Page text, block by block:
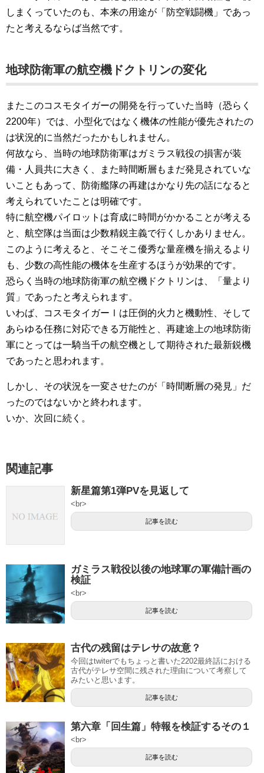
しまくっていたのも、本来の用途が「防空戦闘機」であっ
たと考えるならば当然です。
地球防衛軍の航空機ドクトリンの変化
またこのコスモタイガーの開発を行っていた当時（恐らく
2200年）では、小型化ではなく機体の性能が優先されたの
は状況的に当然だったかもしれません。
何故なら、当時の地球防衛軍はガミラス戦役の損害が装
備・人員共に大きく、また時間断層もまだ発見されていな
いこともあって、防衛艦隊の再建はかなり先の話になると
考えられていたことは明確です。
特に航空機パイロットは育成に時間がかかることが考える
と、航空隊は当面は少数精鋭主義で行くしかありません。
このように考えると、そこそこ優秀な量産機を揃えるより
も、少数の高性能の機体を生産するほうが効果的です。
恐らく当時の地球防衛軍の航空機ドクトリンは、「量より
質」であったと考えられます。
いわば、コスモタイガーⅠは圧倒的火力と機動性、そして
あらゆる任務に対応できる万能性と、再建途上の地球防衛
軍にとっては一騎当千の航空機として期待された最新鋭機
であったと思われます。
しかし、その状況を一変させたのが「時間断層の発見」だ
ったのではないかと終われます。
いか、次回に続く。
関連記事
新星篇第1弾PVを見返して
<br>
記事を読む
ガミラス戦役以後の地球軍の軍備計画の
検証
<br>
記事を読む
古代の残留はテレサの故意？
今回はtwiterでもちょっと書いた2202最終話における
古代がテレサ空間に残された理由について考察して
みたいと思います。
記事を読む
第六章「回生篇」特報を検証するその１
<br>
記事を読む